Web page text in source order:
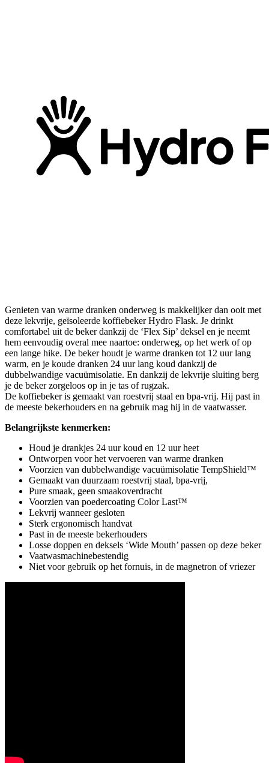
Genieten van warme dranken onderweg is makkelijker dan ooit met
deze lekvrije, geïsoleerde koffiebeker Hydro Flask. Je drinkt
comfortabel uit de beker dankzij de ‘Flex Sip’ deksel en je neemt
hem eenvoudig overal mee naartoe: onderweg, op het werk of op
een lange hike. De beker houdt je warme dranken tot 12 uur lang
warm, en je koude dranken 24 uur lang koud dankzij de
dubbelwandige vacuümisolatie. En dankzij de lekvrije sluiting berg
je de beker zorgeloos op in je tas of rugzak.
De koffiebeker is gemaakt van roestvrij staal en bpa-vrij. Hij past in
de meeste bekerhouders en na gebruik mag hij in de vaatwasser.
Belangrijkste kenmerken:
Houd je drankjes 24 uur koud en 12 uur heet
Ontworpen voor het vervoeren van warme dranken
Voorzien van dubbelwandige vacuümisolatie TempShield™
Gemaakt van duurzaam roestvrij staal, bpa-vrij,
Pure smaak, geen smaakoverdracht
Voorzien van poedercoating Color Last™
Lekvrij wanneer gesloten
Sterk ergonomisch handvat
Past in de meeste bekerhouders
Losse doppen en deksels ‘Wide Mouth’ passen op deze beker
Vaatwasmachinebestendig
Niet voor gebruik op het fornuis, in de magnetron of vriezer